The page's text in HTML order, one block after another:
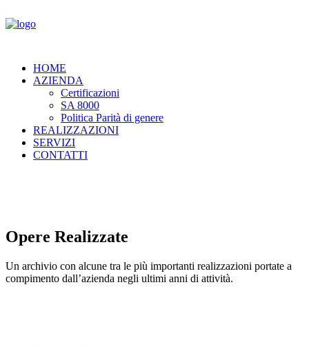
HOME
AZIENDA
Certificazioni
SA 8000
Politica Parità di genere
REALIZZAZIONI
SERVIZI
CONTATTI
Opere Realizzate
Un archivio con alcune tra le più importanti realizzazioni portate a
compimento dall’azienda negli ultimi anni di attività.